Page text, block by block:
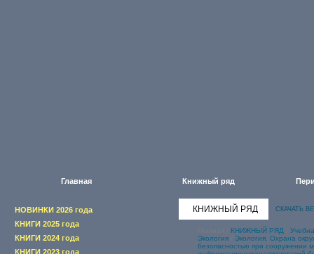
Главная Книжный ряд
НОВИНКИ 2026 года
КНИГИ 2025 года
КНИГИ 2024 года
КНИГИ 2023 года
КНИЖНЫЙ РЯД СКАЧАТЬ
КНИЖНЫЙ РЯД
Экология
Экология. Охрана
безопасностью при сооружении